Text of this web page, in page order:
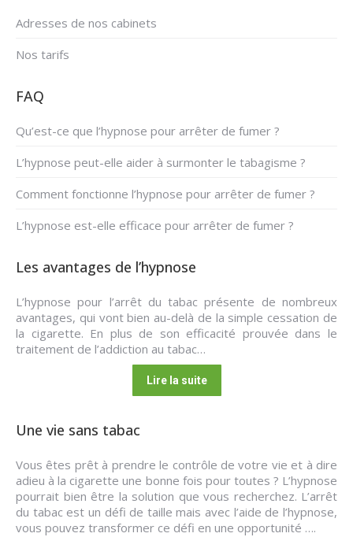
Adresses de nos cabinets
Nos tarifs
FAQ
Qu’est-ce que l’hypnose pour arrêter de fumer ?
L’hypnose peut-elle aider à surmonter le tabagisme ?
Comment fonctionne l’hypnose pour arrêter de fumer ?
L’hypnose est-elle efficace pour arrêter de fumer ?
Les avantages de l’hypnose
L’hypnose pour l’arrêt du tabac présente de nombreux
avantages, qui vont bien au-delà de la simple cessation de
la cigarette. En plus de son efficacité prouvée dans le
traitement de l’addiction au tabac…
Lire la suite
Une vie sans tabac
Vous êtes prêt à prendre le contrôle de votre vie et à dire
adieu à la cigarette une bonne fois pour toutes ? L’hypnose
pourrait bien être la solution que vous recherchez. L’arrêt
du tabac est un défi de taille mais avec l’aide de l’hypnose,
vous pouvez transformer ce défi en une opportunité ….